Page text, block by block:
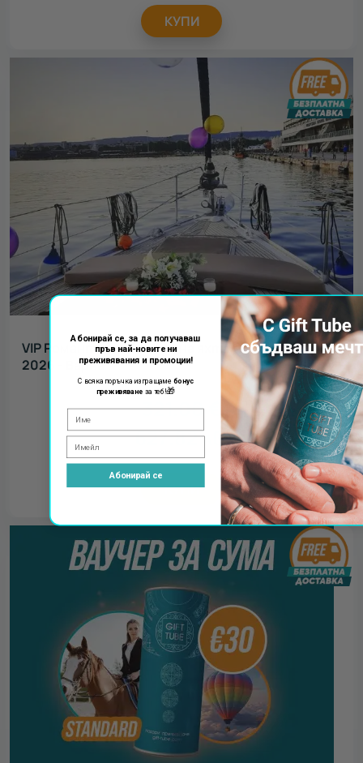
КУПИ
VIP Романтична вечеря на яхта за двама - лято
2026 - Варна
321.00
627.82лв.
КУПИ
Абонирай се, за да получаваш
пръв най-новите ни
преживявания и промоции!
С всяка поръчка изпращаме бонус
преживяванеза теб!🎁
Абонирай се